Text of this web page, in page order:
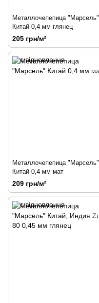
Металлочепепица "Марсель"
Китай 0,4 мм глянец
205 грн/м²
Металлочепепица "Марсель"
Китай 0,4 мм мат
209 грн/м²